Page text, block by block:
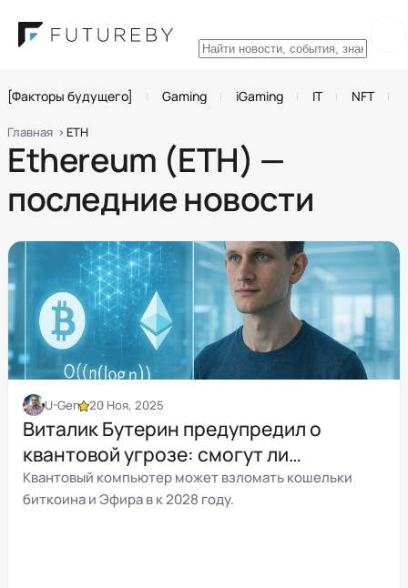
[Факторы будущего] Gaming iGaming IT NFT
Главная ETH
Ethereum (ETH) —
последние новости
U-Gen 20 Ноя, 2025
Виталик Бутерин предупредил о
квантовой угрозе: смогут ли
компьютеры взломать Bitcoin и
Ethereum
Квантовый компьютер может взломать кошельки
биткоина и Эфира в к 2028 году.